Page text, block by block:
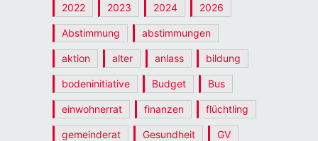
2022 2023 2024 2026
Abstimmung abstimmungen
aktion alter anlass bildung
bodeninitiative Budget Bus
einwohnerrat finanzen flüchtling
gemeinderat Gesundheit GV